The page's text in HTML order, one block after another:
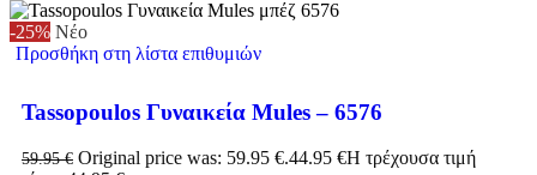
-25% Νέο
Προσθήκη στη λίστα επιθυμιών
Tassopoulos Γυναικεία Mules – 6576
59.95€ Original price was: 59.95 €.44.95 €Η τρέχουσα τιμή